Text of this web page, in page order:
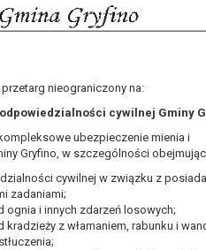
przetarg nieograniczony na:
cywilnej Gminy
ubezpieczenie mienia i
Gryfino, w szczególności
cywilnej w związku z
zadaniami;
ognia i innych zdarzeń losowych;
z włamaniem, rabunku i
poddawane
w tym również profilowaniu.